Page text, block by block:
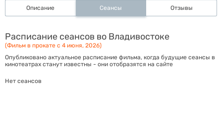
Описание Сеансы Отзывы
Расписание сеансов во Владивостоке
(Фильм в прокате с 4 июня, 2026)
Опубликовано актуальное расписание фильма, когда будущие сеансы в
кинотеатрах станут известны - они отобразятся на сайте
Нет сеансов